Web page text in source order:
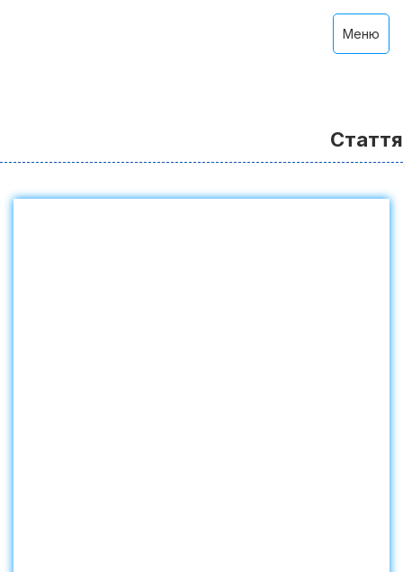
Меню
Стаття